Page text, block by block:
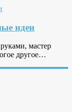
идеи
мастер
другое…